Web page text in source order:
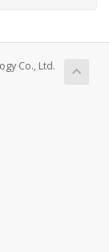
Co., Ltd.